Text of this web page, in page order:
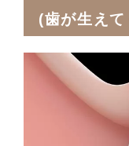
(歯が生え